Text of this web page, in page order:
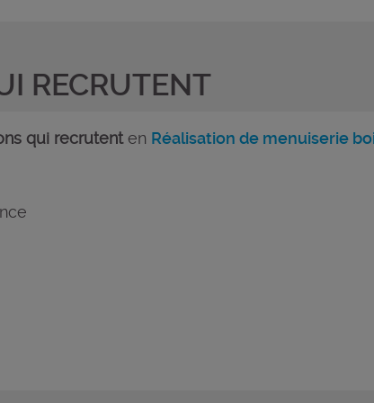
RECRUTENT
qui recrutenten Réalisation de menuiserie